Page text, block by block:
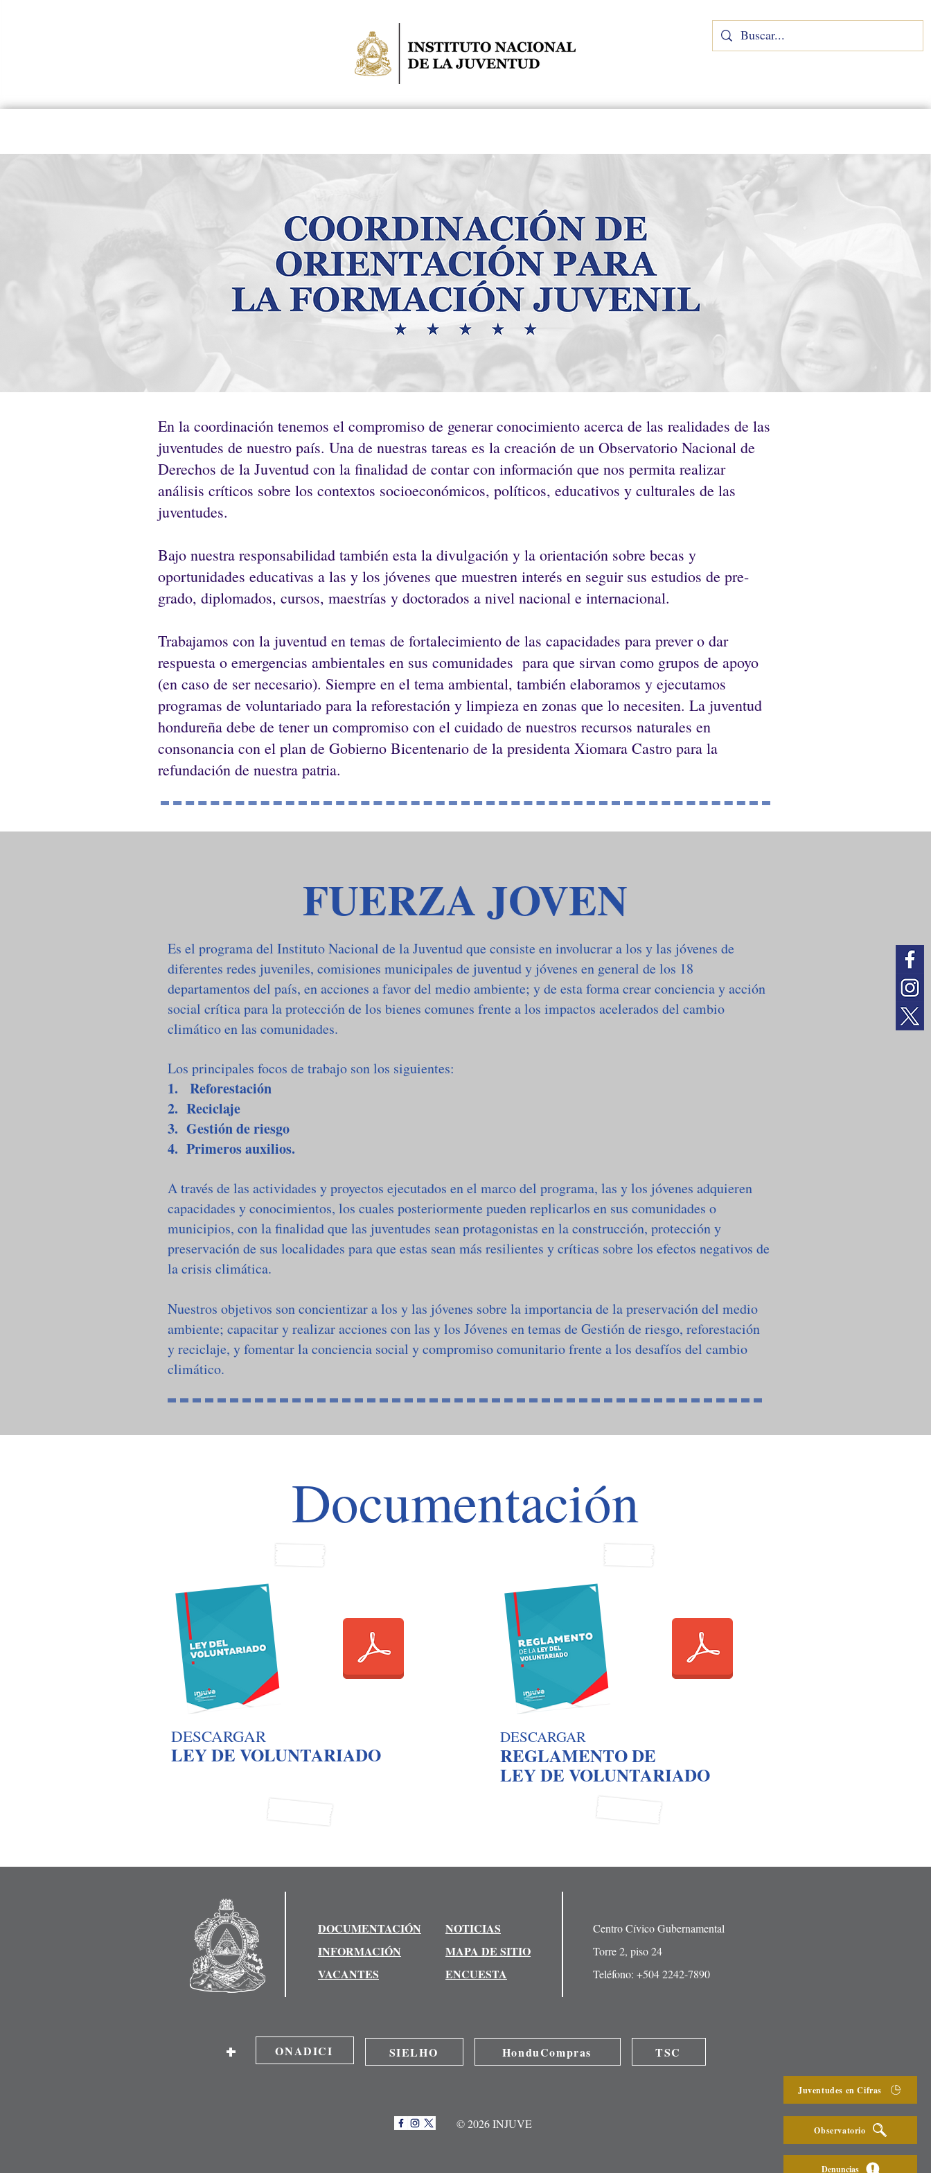
En la coordinación tenemos el compromiso de generar conocimiento acerca de las realidades de las
juventudes de nuestro país. Una de nuestras tareas es la creación de un Observatorio Nacional de
Derechos de la Juventud con la finalidad de contar con información que nos permita realizar
análisis críticos sobre los contextos socioeconómicos, políticos, educativos y culturales de las
juventudes.
Bajo nuestra responsabilidad también esta la divulgación y la orientación sobre becas y
oportunidades educativas a las y los jóvenes que muestren interés en seguir sus estudios de pre-
grado, diplomados, cursos, maestrías y doctorados a nivel nacional e internacional.
Trabajamos con la juventud en temas de fortalecimiento de las capacidades para prever o dar
respuesta o emergencias ambientales en sus comunidades para que sirvan como grupos de apoyo
(en caso de ser necesario). Siempre en el tema ambiental, también elaboramos y ejecutamos
programas de voluntariado para la reforestación y limpieza en zonas que lo necesiten. La juventud
hondureña debe de tener un compromiso con el cuidado de nuestros recursos naturales en
consonancia con el plan de Gobierno Bicentenario de la presidenta Xiomara Castro para la
refundación de nuestra patria.
FUERZA JOVEN
Es el programa del Instituto Nacional de la Juventud que consiste en involucrar a los y las jóvenes de
diferentes redes juveniles, comisiones municipales de juventud y jóvenes en general de los 18
departamentos del país, en acciones a favor del medio ambiente; y de esta forma crear conciencia y acción
social crítica para la protección de los bienes comunes frente a los impactos acelerados del cambio
climático en las comunidades.
Los principales focos de trabajo son los siguientes:
1. Reforestación
2. Reciclaje
3. Gestión de riesgo
4. Primeros auxilios.
A través de las actividades y proyectos ejecutados en el marco del programa, las y los jóvenes adquieren
capacidades y conocimientos, los cuales posteriormente pueden replicarlos en sus comunidades o
municipios, con la finalidad que las juventudes sean protagonistas en la construcción, protección y
preservación de sus localidades para que estas sean más resilientes y críticas sobre los efectos negativos de
la crisis climática.
Nuestros objetivos son concientizar a los y las jóvenes sobre la importancia de la preservación del medio
ambiente; capacitar y realizar acciones con las y los Jóvenes en temas de Gestión de riesgo, reforestación
y reciclaje, yfomentar la conciencia social y compromiso comunitario frente a los desafíos del cambio
climático.
Documentación
DESCARGAR
LEY DE VOLUNTARIADO
DESCARGAR
REGLAMENTO DE
LEY DE VOLUNTARIADO
Denuncias
Observatorio
Juventudes en Cifras
DOCUMENTACIÓN
INFORMACIÓN
VACANTES
NOTICIAS
MAPA DE SITIO
ENCUESTA
Centro Cívico Gubernamental
Torre 2, piso 24
Teléfono: +504 2242-7890
+ SIELHO HonduCompras TSC
© 2026 INJUVE
ONADICI